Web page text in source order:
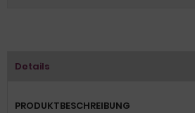
Details
PRODUKTBESCHREIBUNG